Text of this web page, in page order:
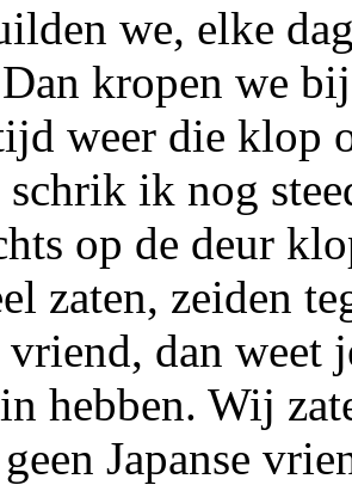
we, elke
kropen we
weer die klop
schrik ik nog
op de deur
zaten, zeiden
vriend, dan weet
hebben. Wij
Japanse